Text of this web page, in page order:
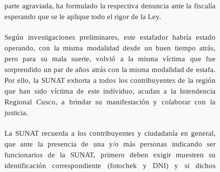
parte agraviada, ha formulado la respectiva denuncia ante la fiscalía
esperando que se le aplique todo el rigor de la Ley.
Según investigaciones preliminares, este estafador habría estado
operando, con la misma modalidad desde un buen tiempo atrás,
pero para su mala suerte, volvió a la misma víctima que fue
sorprendido un par de años atrás con la misma modalidad de estafa.
Por ello, la SUNAT exhorta a todos los contribuyentes de la región
que han sido víctima de este individuo, acudan a la Intendencia
Regional Cusco, a brindar su manifestación y colaborar con la
justicia.
La SUNAT recuerda a los contribuyentes y ciudadanía en general,
que ante la presencia de una y/o más personas indicando ser
funcionarios de la SUNAT, primero deben exigir muestren su
identificación correspondiente (fotochek y DNI) y si dichos